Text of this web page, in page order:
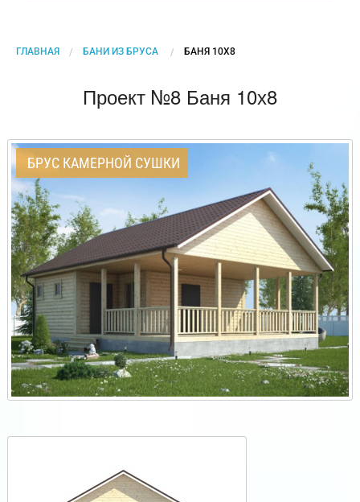
ГЛАВНАЯ БАНИ ИЗ БРУСА CURRENT:
БАНЯ 10Х8
Проект №8 Баня 10х8
БРУС КАМЕРНОЙ СУШКИ